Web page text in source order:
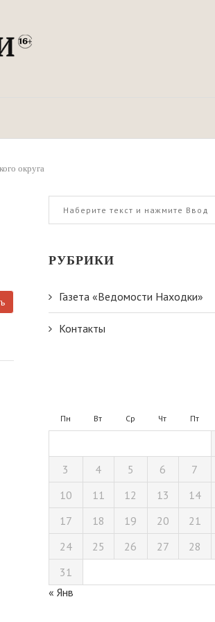
округа
РУБРИКИ
Газета «Ведомости Находки»
Контакты
Пн Вт Ср Чт Пт
3
4 5 6 7
10
11 12 13 14
17
18 19 20 21
24
25 26 27 28
31
« Янв